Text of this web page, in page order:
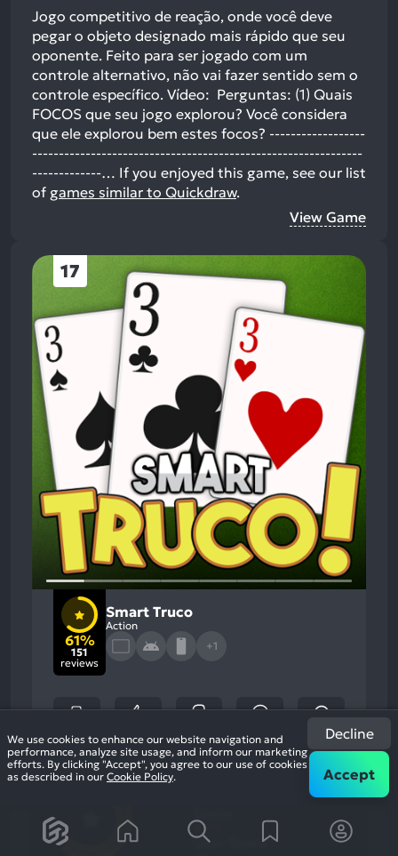
Jogo competitivo de reação, onde você deve
pegar o objeto designado mais rápido que seu
oponente. Feito para ser jogado com um
controle alternativo, não vai fazer sentido sem o
controle específico. Vídeo: Perguntas: (1) Quais
FOCOS que seu jogo explorou? Você considera
que ele explorou bem estes focos? ------------------
--------------------------------------------------------------
-------------… If you enjoyed this game, see our list
of games similar to Quickdraw.
View Game
17
61%
151
reviews
Smart Truco
Action
+1
Most
Aspects:
Monetization
61
User Score
We use cookies to enhance our website navigation and
performance, analyze site usage, and inform our marketing
efforts. By clicking "Accept", you agree to our use of cookies
as described in our Cookie Policy.
Decline
Accept